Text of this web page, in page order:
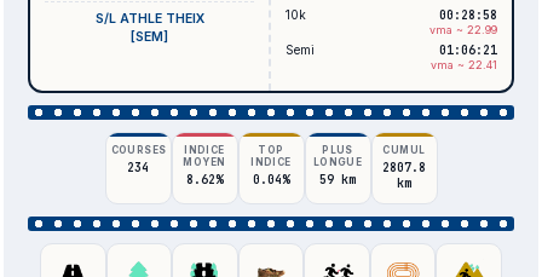
S/L ATHLE THEIX
[SEM]
10k 00:28:58
vma ~ 22.99
Semi 01:06:21
vma ~ 22.41
COURSES
234
INDICE
MOYEN
8.62%
TOP
INDICE
0.04%
PLUS
LONGUE
59 km
CUMUL
2807.8
km